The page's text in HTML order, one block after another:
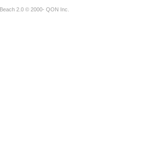
2.0 © 2000- QON Inc.